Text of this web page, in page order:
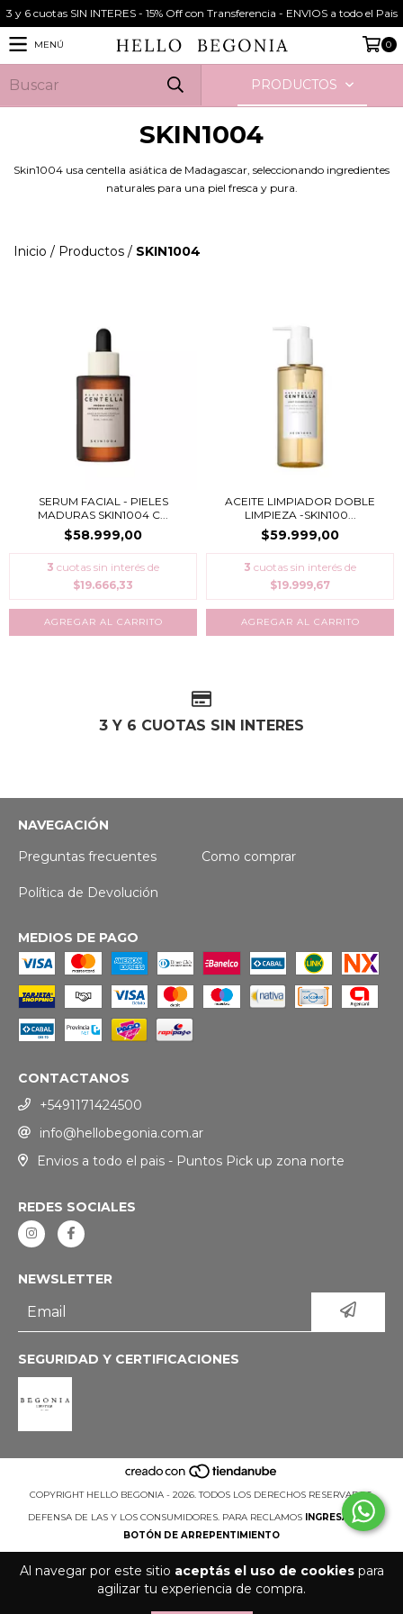
Al navegar por este sitio aceptás el uso de cookiespara
agilizar tu experiencia de compra.
3 y 6 cuotas SIN INTERES - 15% Off con Transferencia - ENVIOS a todo el Pais
MENÚ 0
PRODUCTOS
SKIN1004
Skin1004 usa centella asiática de Madagascar, seleccionando ingredientes
naturales para una piel fresca y pura.
Inicio / Productos / SKIN1004
SERUM FACIAL - PIELES
MADURAS SKIN1004 C...
$58.999,00
3 cuotas sin interés de
$19.666,33
ACEITE LIMPIADOR DOBLE
LIMPIEZA -SKIN100...
$59.999,00
3 cuotas sin interés de
$19.999,67
3 Y 6 CUOTAS SIN INTERES
NAVEGACIÓN
Preguntas frecuentes
Como comprar
Política de Devolución
MEDIOS DE PAGO
CONTACTANOS
+5491171424500
info@hellobegonia.com.ar
Envios a todo el pais - Puntos Pick up zona norte
REDES SOCIALES
NEWSLETTER
SEGURIDAD Y CERTIFICACIONES
COPYRIGHT HELLO BEGONIA - 2026. TODOS LOS DERECHOS RESERVADOS.
DEFENSA DE LAS Y LOS CONSUMIDORES. PARA RECLAMOS INGRESÁ ACÁ.
BOTÓN DE ARREPENTIMIENTO